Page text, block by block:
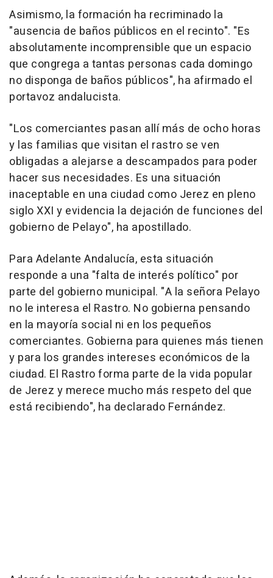
Asimismo, la formación ha recriminado la
"ausencia de baños públicos en el recinto". "Es
absolutamente incomprensible que un espacio
que congrega a tantas personas cada domingo
no disponga de baños públicos", ha afirmado el
portavoz andalucista.
"Los comerciantes pasan allí más de ocho horas
y las familias que visitan el rastro se ven
obligadas a alejarse a descampados para poder
hacer sus necesidades. Es una situación
inaceptable en una ciudad como Jerez en pleno
siglo XXI y evidencia la dejación de funciones del
gobierno de Pelayo", ha apostillado.
Para Adelante Andalucía, esta situación
responde a una "falta de interés político" por
parte del gobierno municipal. "A la señora Pelayo
no le interesa el Rastro. No gobierna pensando
en la mayoría social ni en los pequeños
comerciantes. Gobierna para quienes más tienen
y para los grandes intereses económicos de la
ciudad. El Rastro forma parte de la vida popular
de Jerez y merece mucho más respeto del que
está recibiendo", ha declarado Fernández.